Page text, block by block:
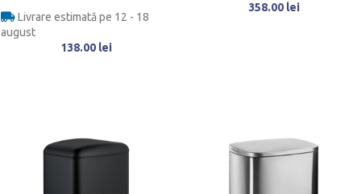
Livrare estimată pe 12 - 18
august
138.00 lei
358.00 lei